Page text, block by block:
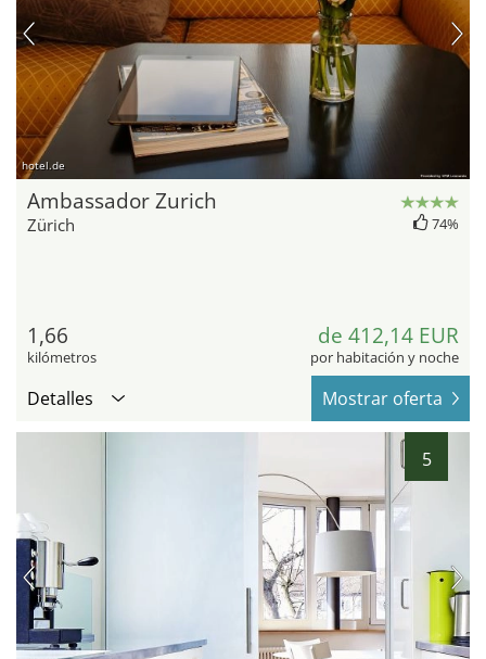
hotel.de
Ambassador Zurich
Zürich 74%
1,66
kilómetros
de 412,14 EUR
por habitación y noche
Detalles Mostrar oferta
5